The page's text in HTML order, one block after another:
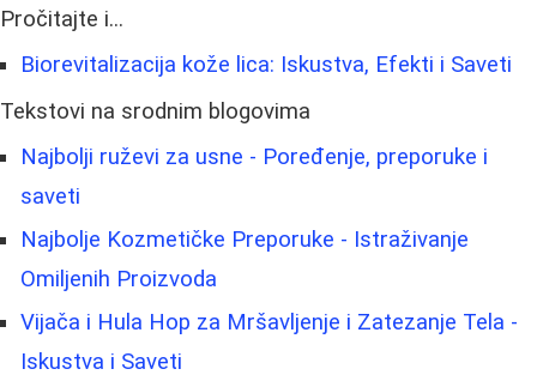
Pročitajte i...
Biorevitalizacija kože lica: Iskustva, Efekti i Saveti
Tekstovi na srodnim blogovima
Najbolji ruževi za usne - Poređenje, preporuke i
saveti
Najbolje Kozmetičke Preporuke - Istraživanje
Omiljenih Proizvoda
Vijača i Hula Hop za Mršavljenje i Zatezanje Tela -
Iskustva i Saveti